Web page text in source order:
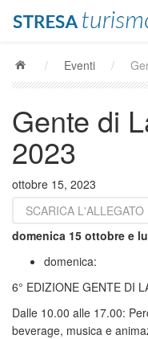
/ Eventi /
Gente di
2023
ottobre 15, 2023
SCARICA L'ALLEGATO
domenica 15 ottobre e
domenica:
6° EDIZIONE GENTE DI
Dalle 10.00 alle 17.00:
beverage, musica e